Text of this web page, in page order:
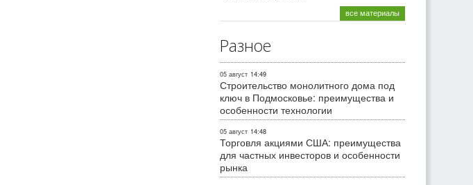
все материалы
Разное
05 август 14:49
Строительство монолитного дома под
ключ в Подмосковье: преимущества и
особенности технологии
05 август 14:48
Торговля акциями США: преимущества
для частных инвесторов и особенности
рынка